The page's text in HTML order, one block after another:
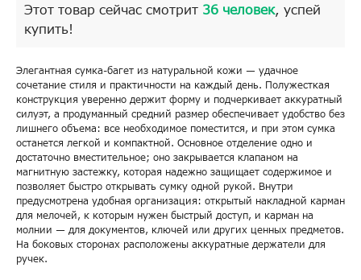
Этот товар сейчас смотрит 36 человек, успей
купить!
Элегантная сумка-багет из натуральной кожи — удачное
сочетание стиля и практичности на каждый день. Полужесткая
конструкция уверенно держит форму и подчеркивает аккуратный
силуэт, а продуманный средний размер обеспечивает удобство без
лишнего объема: все необходимое поместится, и при этом сумка
останется легкой и компактной. Основное отделение одно и
достаточно вместительное; оно закрывается клапаном на
магнитную застежку, которая надежно защищает содержимое и
позволяет быстро открывать сумку одной рукой. Внутри
предусмотрена удобная организация: открытый накладной карман
для мелочей, к которым нужен быстрый доступ, и карман на
молнии — для документов, ключей или других ценных предметов.
На боковых сторонах расположены аккуратные держатели для
ручек.